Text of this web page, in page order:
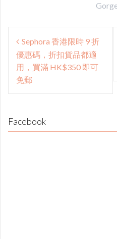
Post
navigation
Sephora 香港限時 9 折
優惠碼，折扣貨品都適
用，買滿 HK$350 即可
免郵
Facebook